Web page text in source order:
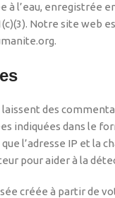
à l’eau, enregistrée
Notre site web
des
indiquées dans le
l’adresse IP et la
pour aider à la
créée à partir de